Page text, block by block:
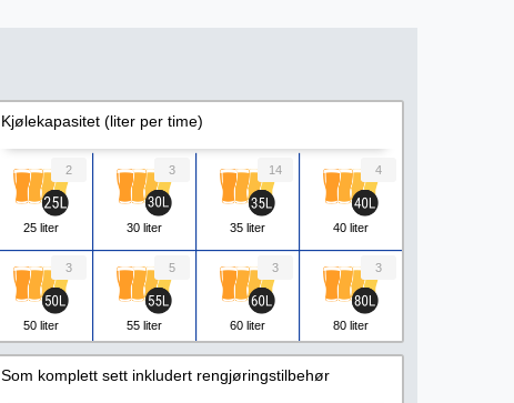
Kjølekapasitet (liter per time)
25 liter
2
30 liter
3
35 liter
14
40 liter
4
50 liter
3
55 liter
5
60 liter
3
80 liter
3
Som komplett sett inkludert rengjøringstilbehør